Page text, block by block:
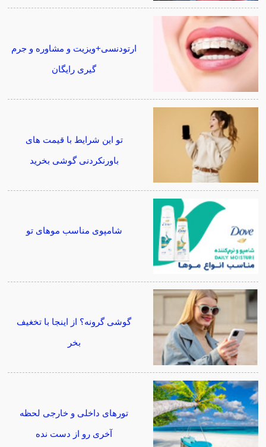
ارتودنسی+ویزیت و مشاوره و جرم
گیری رایگان
تو این شرایط با قیمت های
باورنکردنی گوشی بخرید
شامپوی مناسب موهای تو
گوشی گرونه؟ از اینجا با تخغیف
بخر
تورهای داخلی و خارجی لحظه
آخری رو از دست نده